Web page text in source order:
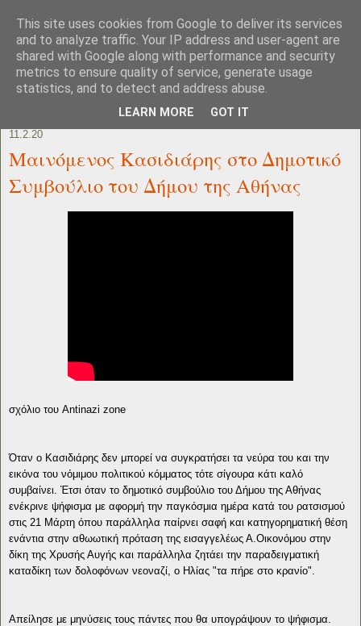
11.2.20
Μαινόμενος Κασιδιάρης στο Δημοτικό
Συμβούλιο του Δήμου της Αθήνας
σχόλιο του Antinazi zone
Όταν ο Κασιδιάρης δεν μπορεί να συγκρατήσει τα νεύρα του και την
εικόνα του νόμιμου πολιτικού κόμματος τότε σίγουρα κάτι καλό
συμβαίνει. Έτσι όταν το δημοτικό συμβούλιο του Δήμου της Αθήνας
ενέκρινε ψήφισμα με αφορμή την παγκόσμια ημέρα κατά του ρατσισμού
στις 21 Μάρτη όπου παράλληλα παίρνει σαφή και κατηγορηματική θέση
ενάντια στην αθωωτική πρόταση της εισαγγελέως Α.Οικονόμου στην
δίκη της Χρυσής Αυγής και παράλληλα ζητάει την παραδειγματική
καταδίκη των δολοφόνων νεοναζί, ο Ηλίας "τα πήρε στο κρανίο".
Απείλησε με μηνύσεις τους πάντες που θα υπογράψουν το ψήφισμα.
This site uses cookies from Google to deliver its services
and to analyze traffic. Your IP address and user-agent are
shared with Google along with performance and security
metrics to ensure quality of service, generate usage
statistics, and to detect and address abuse.
LEARN MORE GOT IT